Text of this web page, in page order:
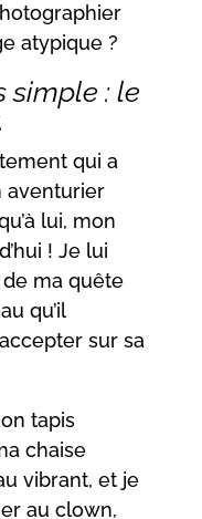
atypique ?
simple : le
qui a
aventurier
lui, mon
! Je lui
ma quête
qu’il
sur sa
tapis
chaise
vibrant, et je
au clown,